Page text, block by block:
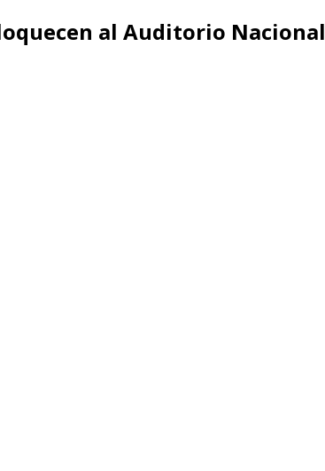
al Auditorio Nacional